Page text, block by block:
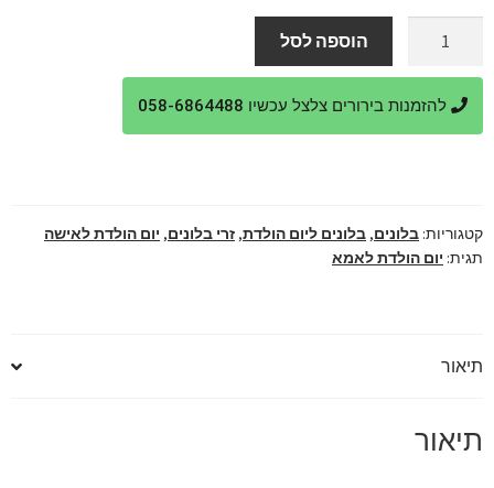
היה:
₪320.
הוא:
₪280.
זר
בלונים
לאמא
הוספה לסל
להזמנות בירורים צלצל עכשיו 058-6864488
קטגוריות: בלונים, בלונים ליום הולדת, זרי בלונים, יום הולדת לאישה
תגית: יום הולדת לאמא
תיאור
תיאור